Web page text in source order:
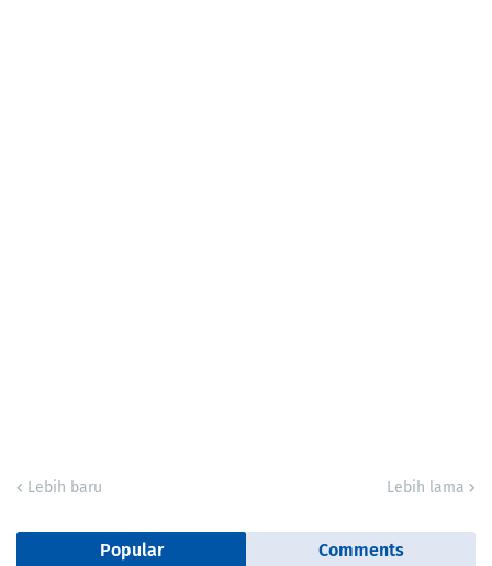
Lebih baru Lebih lama
Popular Comments